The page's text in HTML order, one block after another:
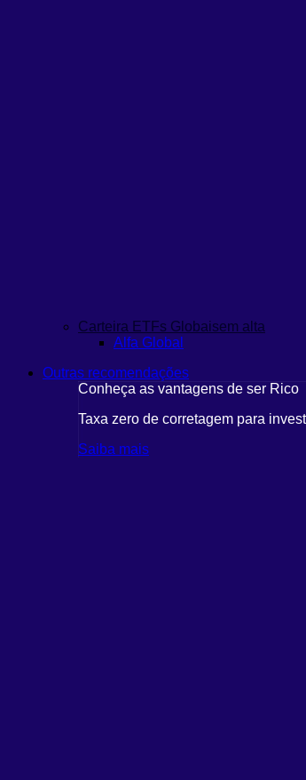
Carteira ETFs Globaisem alta
Alfa Global
Outras recomendações
Conheça as vantagens de ser Rico
Taxa zero de corretagem para
Saiba mais